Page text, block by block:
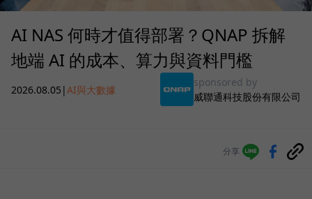
AI NAS 何時才值得部署？QNAP 拆解
地端 AI 的成本、算力與資料門檻
2026.08.05 |AI與大數據
sponsored by
威聯通科技股份有限公司
分享